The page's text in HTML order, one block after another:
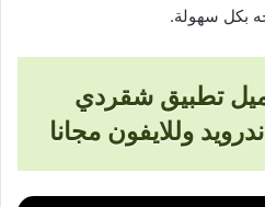
بكل سهولة.
تطبيق شقردي